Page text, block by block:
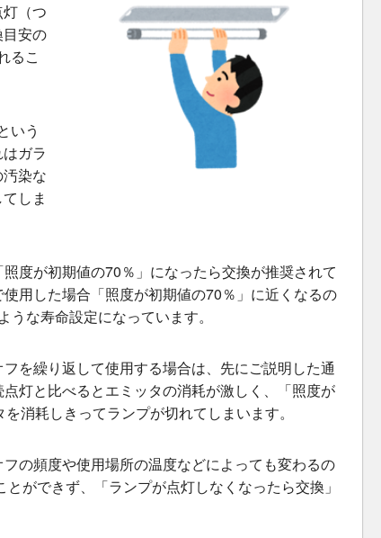
（つ
安の
るこ
いう
ガラ
染な
しま
度が初期値の70％」になったら交換が推奨されて
用した場合「照度が初期値の70％」に近くなるの
な寿命設定になっています。
を繰り返して使用する場合は、先にご説明した通
灯と比べるとエミッタの消耗が激しく、「照度が
消耗しきってランプが切れてしまいます。
の頻度や使用場所の温度などによっても変わるの
ができず、「ランプが点灯しなくなったら交換」